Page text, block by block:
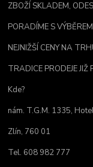
ZBOŽÍ SKLADEM,
PORADÍME S VÝBĚREM
NEJNIŽŠÍ CENY NA
TRADICE PRODEJE JIŽ
Kde?
nám. T.G.M. 1335,
Zlín, 760 01
Tel. 608 982 777